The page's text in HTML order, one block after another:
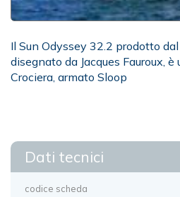
Il Sun Odyssey 32.2 prodotto
disegnato da Jacques Fauroux,
Crociera, armato Sloop
Dati tecnici
codice scheda